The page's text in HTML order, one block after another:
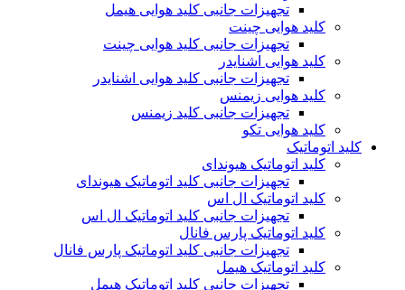
تجهیزات جانبی کلید هوایی هیمل
کلید هوایی چینت
تجهیزات جانبی کلید هوایی چینت
کلید هوایی اشنایدر
تجهیزات جانبی کلید هوایی اشنایدر
کلید هوایی زیمنس
تجهیزات جانبی کلید زیمنس
کلید هوایی تکو
کلید اتوماتیک
کلید اتوماتیک هیوندای
تجهیزات جانبی کلید اتوماتیک هیوندای
کلید اتوماتیک ال اس
تجهیزات جانبی کلید اتوماتیک ال اس
کلید اتوماتیک پارس فانال
تجهیزات جانبی کلید اتوماتیک پارس فانال
کلید اتوماتیک هیمل
تجهیزات جانبی کلید اتوماتیک هیمل